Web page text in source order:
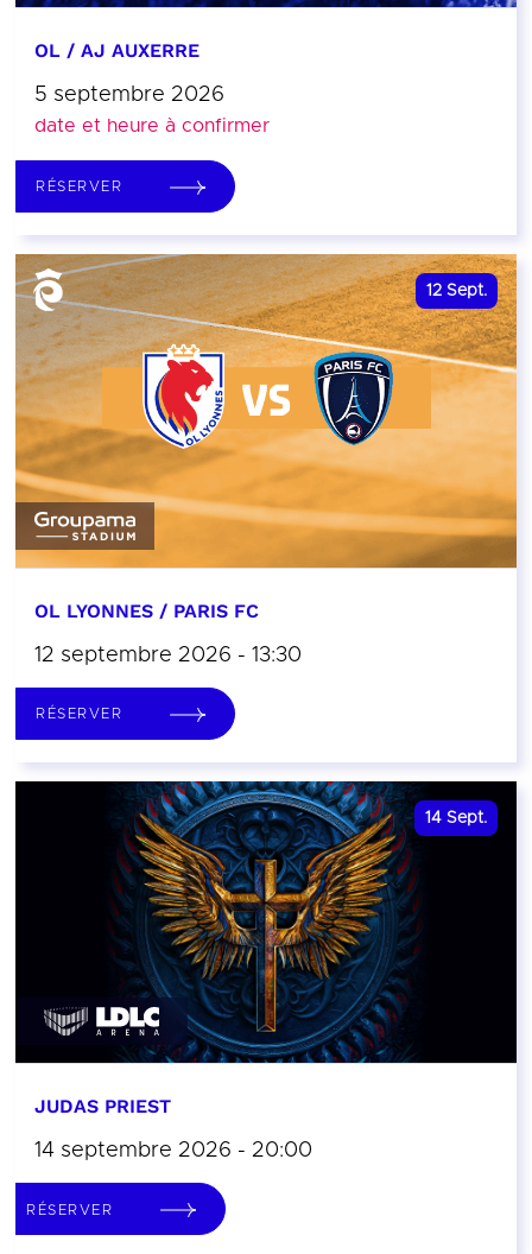
OL / AJ AUXERRE
5 septembre 2026
date et heure à confirmer
RÉSERVER
12 Sept.
OL LYONNES / PARIS FC
12 septembre 2026 - 13:30
RÉSERVER
14 Sept.
JUDAS PRIEST
14 septembre 2026 - 20:00
RÉSERVER